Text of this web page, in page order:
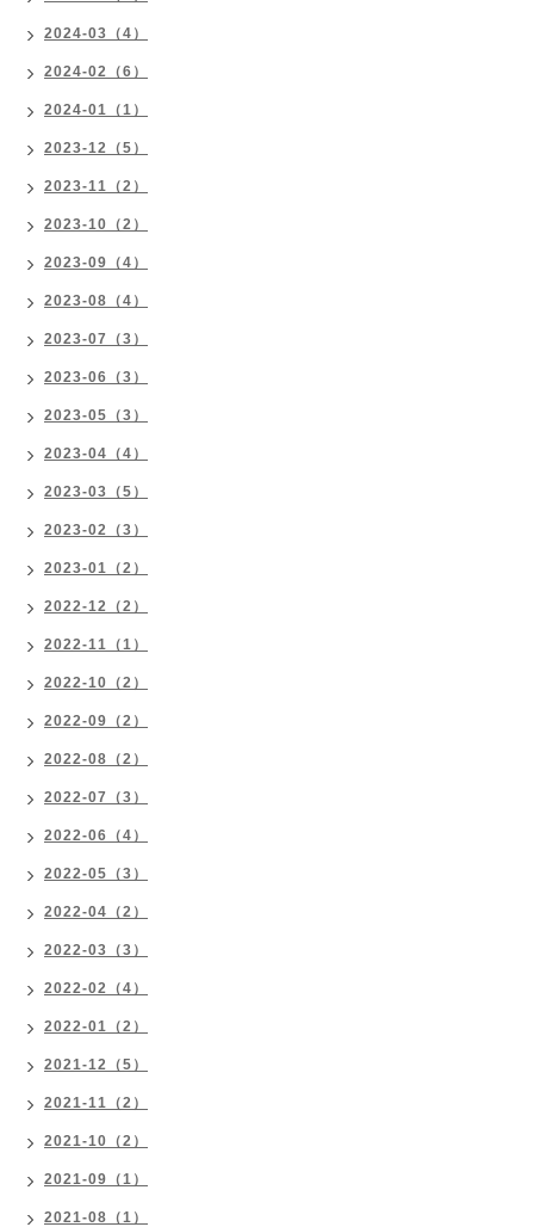
2024-03（4）
2024-02（6）
2024-01（1）
2023-12（5）
2023-11（2）
2023-10（2）
2023-09（4）
2023-08（4）
2023-07（3）
2023-06（3）
2023-05（3）
2023-04（4）
2023-03（5）
2023-02（3）
2023-01（2）
2022-12（2）
2022-11（1）
2022-10（2）
2022-09（2）
2022-08（2）
2022-07（3）
2022-06（4）
2022-05（3）
2022-04（2）
2022-03（3）
2022-02（4）
2022-01（2）
2021-12（5）
2021-11（2）
2021-10（2）
2021-09（1）
2021-08（1）